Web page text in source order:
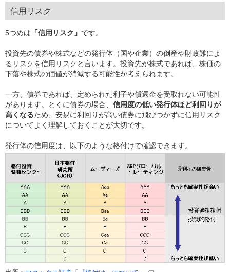
信用リスク
5つめは 「信用リスク」 です。
投資先の債券や株式などの発行体（国や企業）の倒産や財政難によ
るリスクを信用リスクと言います。投資先が株式であれば、株価の
下落や株式の価値が消滅する可能性が考えられます。
一方、債券であれば、定められた利子や償還金を受取れない可能性
があります。とくに債券の場合、 信用度の低い発行体ほど利回りが
高くなるため、安易に利回りが高い債券に飛びつかずに信用リスク
についてよく理解しておくことが大切です。
発行体の信用度は、以下のような格付けで確認できます。